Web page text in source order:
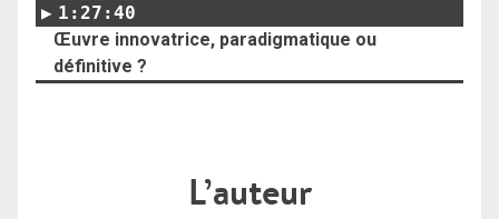
1:27:40
Œuvre innovatrice, paradigmatique ou
définitive ?
L’auteur